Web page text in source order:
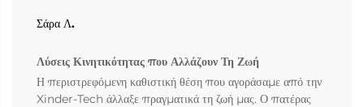
Σάρα Λ.
Λύσεις Κινητικότητας που Αλλάζουν Τη Ζωή
Η περιστρεφόμενη καθιστική θέση που αγοράσαμε από την
Xinder-Tech άλλαξε πραγματικά τη ζωή μας. Ο πατέρας